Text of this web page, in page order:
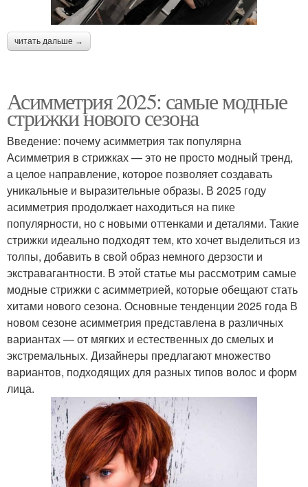
читать дальше →
Асимметрия 2025: самые модные
стрижки нового сезона
Введение: почему асимметрия так популярна
Асимметрия в стрижках — это не просто модный тренд,
а целое направление, которое позволяет создавать
уникальные и выразительные образы. В 2025 году
асимметрия продолжает находиться на пике
популярности, но с новыми оттенками и деталями. Такие
стрижки идеально подходят тем, кто хочет выделиться из
толпы, добавить в свой образ немного дерзости и
экстравагантности. В этой статье мы рассмотрим самые
модные стрижки с асимметрией, которые обещают стать
хитами нового сезона. Основные тенденции 2025 года В
новом сезоне асимметрия представлена в различных
вариантах — от мягких и естественных до смелых и
экстремальных. Дизайнеры предлагают множество
вариантов, подходящих для разных типов волос и форм
лица.